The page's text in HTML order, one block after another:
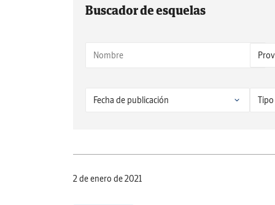
Buscador de esquelas
2 de enero de 2021